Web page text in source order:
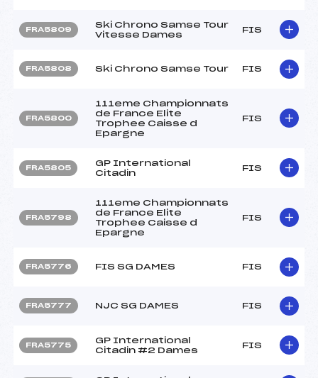
FRA5809
Ski Chrono Samse Tour
Vitesse Dames
FIS
FRA5808 Ski Chrono Samse Tour FIS
FRA5800
111eme Championnats
de France Elite
Trophee Caisse d
Epargne
FIS
FRA5805
GP International
Citadin
FIS
FRA5798
111eme Championnats
de France Elite
Trophee Caisse d
Epargne
FIS
FRA5776 FIS SG DAMES FIS
FRA5777 NJC SG DAMES FIS
FRA5775
GP International
Citadin #2 Dames
FIS